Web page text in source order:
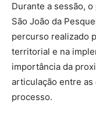
Durante a sessão,
São João da
percurso realizado
territorial e na
importância da
articulação entre
processo.